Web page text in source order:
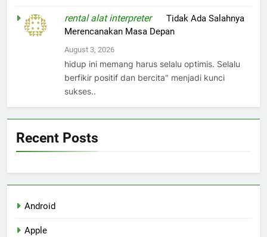
rental alat interpreteronTidak Ada Salahnya
Merencanakan Masa Depan
August 3, 2026
hidup ini memang harus selalu optimis. Selalu
berfikir positif dan bercita" menjadi kunci
sukses..
Recent Posts
Android
Apple